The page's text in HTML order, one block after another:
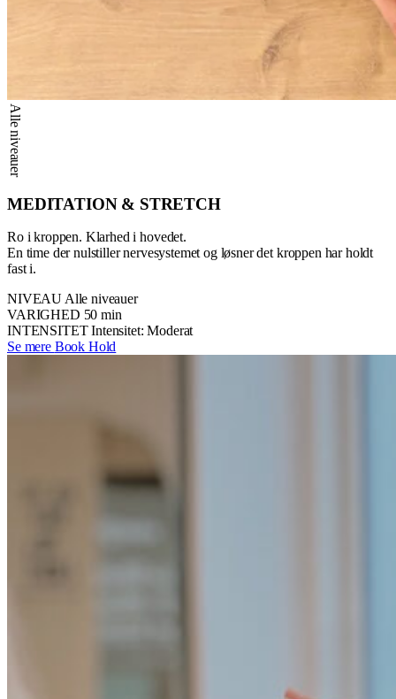
Alle niveauer
MEDITATION & STRETCH
Ro i kroppen. Klarhed i hovedet.
En time der nulstiller nervesystemet og løsner det kroppen har holdt
fast i.
NIVEAU Alle niveauer
VARIGHED 50 min
INTENSITET Intensitet: Moderat
Se mere Book Hold